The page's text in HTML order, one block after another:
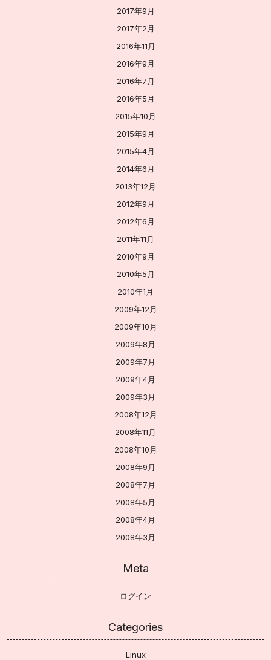
2017年9月
2017年2月
2016年11月
2016年9月
2016年7月
2016年5月
2015年10月
2015年9月
2015年4月
2014年6月
2013年12月
2012年9月
2012年6月
2011年11月
2010年9月
2010年5月
2010年1月
2009年12月
2009年10月
2009年8月
2009年7月
2009年4月
2009年3月
2008年12月
2008年11月
2008年10月
2008年9月
2008年7月
2008年5月
2008年4月
2008年3月
Meta
ログイン
Categories
Linux